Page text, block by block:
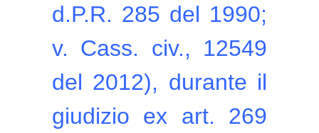
d.P.R. 285 del 1990;
v. Cass. civ., 12549
del 2012), durante il
giudizio ex art. 269